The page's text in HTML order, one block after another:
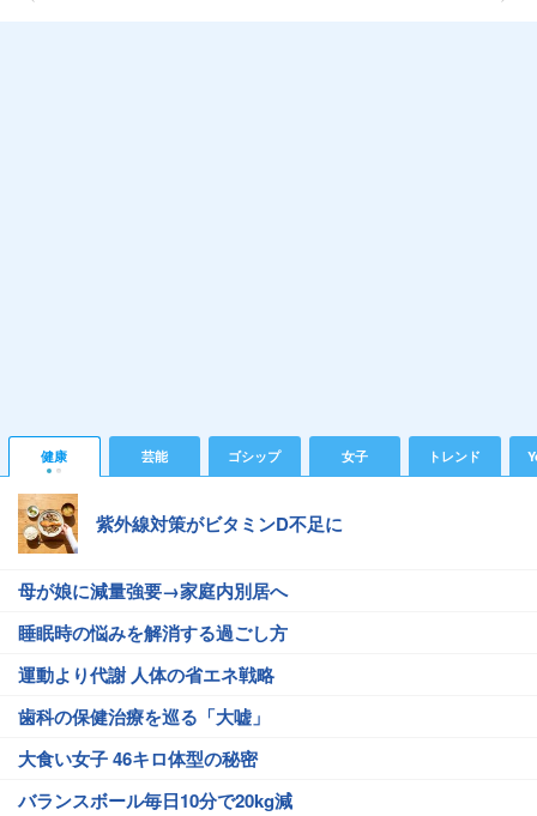
健康 芸能 ゴシップ 女子 トレンド
紫外線対策がビタミンD不足に
母が娘に減量強要→家庭内別居へ
睡眠時の悩みを解消する過ごし方
運動より代謝 人体の省エネ戦略
歯科の保健治療を巡る「大嘘」
大食い女子 46キロ体型の秘密
バランスボール毎日10分で20kg減